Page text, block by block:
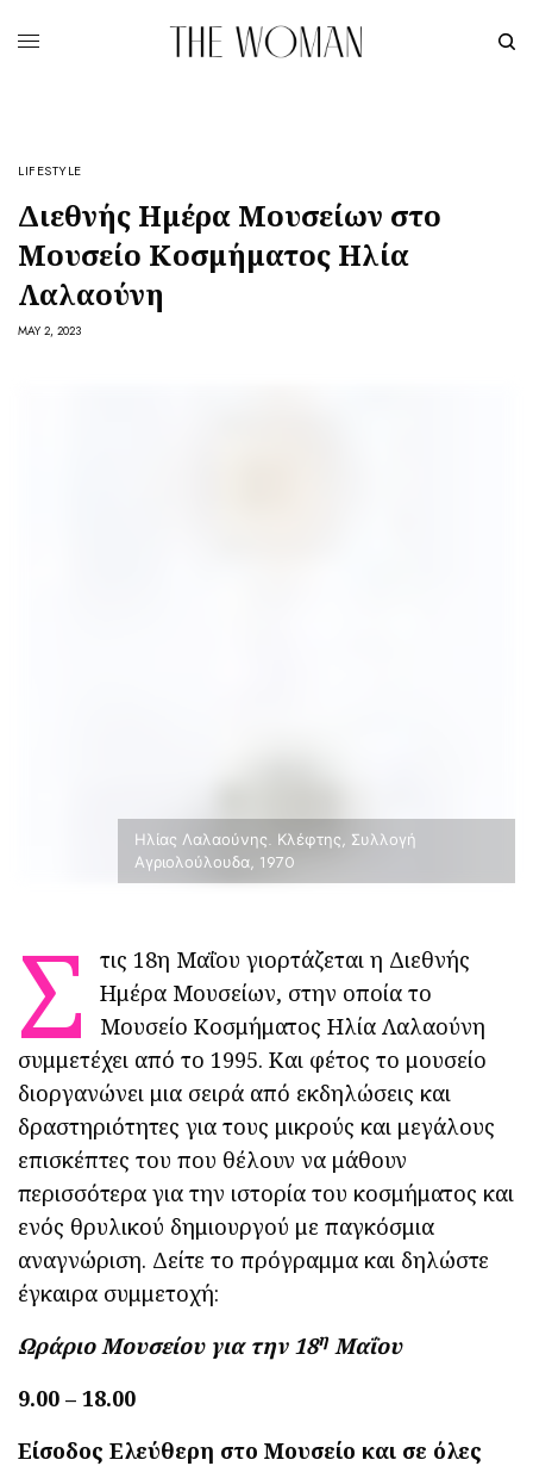
LIFESTYLE
Διεθνής Ημέρα Μουσείων στο
Μουσείο Κοσμήματος Ηλία
Λαλαούνη
MAY 2, 2023
Ηλίας Λαλαούνης. Κλέφτης, Συλλογή
Αγριολούλουδα, 1970
Σ
τις 18η Μαΐου γιορτάζεται η Διεθνής
Ημέρα Μουσείων, στην οποία το
Μουσείο Κοσμήματος Ηλία Λαλαούνη
συμμετέχει από το 1995. Και φέτος το μουσείο
διοργανώνει μια σειρά από εκδηλώσεις και
δραστηριότητες για τους μικρούς και μεγάλους
επισκέπτες του που θέλουν να μάθουν
περισσότερα για την ιστορία του κοσμήματος και
ενός θρυλικού δημιουργού με παγκόσμια
αναγνώριση. Δείτε το πρόγραμμα και δηλώστε
έγκαιρα συμμετοχή:
Ωράριο Μουσείου για την 18η Μαΐου
9.00 – 18.00
Είσοδος Ελεύθερη στο Μουσείο και σε όλες